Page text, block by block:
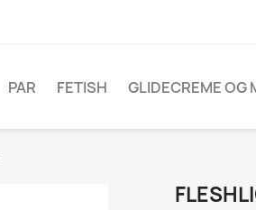
PAR FETISH GLIDECREME OG